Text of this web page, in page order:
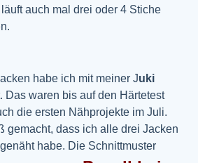
auch mal drei oder 4 Stiche
habe ich mit meiner Juki
Das waren bis auf den Härtetest
die ersten Nähprojekte im Juli.
gemacht, dass ich alle drei Jacken
habe. Die Schnittmuster